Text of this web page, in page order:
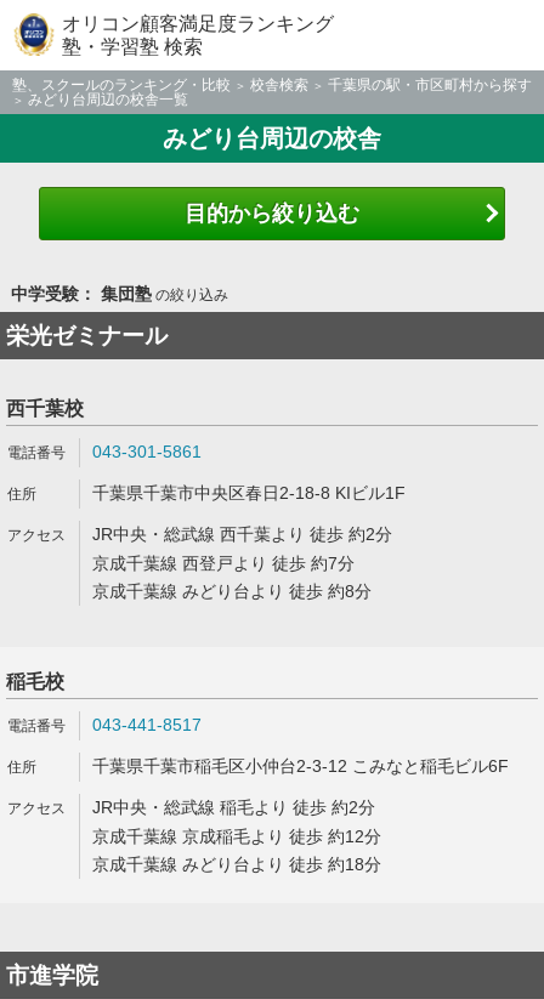
オリコン顧客満足度ランキング
塾・学習塾 検索
塾、スクールのランキング・比較 校舎検索
千葉県の駅・市区町村から探す
みどり台周辺の校舎一覧
みどり台周辺の校舎
目的から絞り込む
中学受験： 集団塾の絞り込み
栄光ゼミナール
西千葉校
043-301-5861
千葉県千葉市中央区春日2-18-8 KIビル1F
JR中央・総武線 西千葉より 徒歩 約2分
京成千葉線 西登戸より 徒歩 約7分
京成千葉線 みどり台より 徒歩 約8分
稲毛校
043-441-8517
千葉県千葉市稲毛区小仲台2-3-12 こみなと稲毛ビル6F
JR中央・総武線 稲毛より 徒歩 約2分
京成千葉線 京成稲毛より 徒歩 約12分
京成千葉線 みどり台より 徒歩 約18分
市進学院